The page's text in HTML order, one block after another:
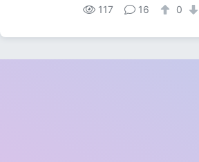
117 16 0